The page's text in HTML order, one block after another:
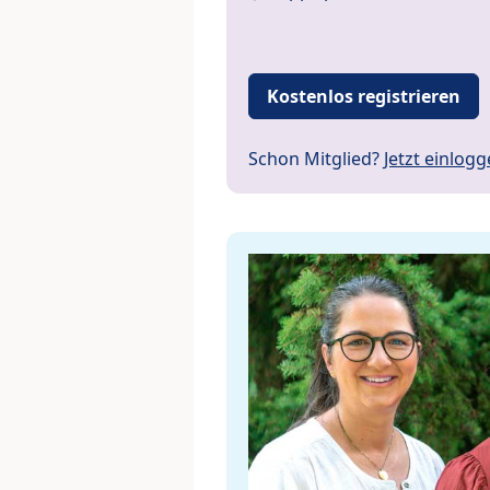
Kostenlos registrieren
Schon Mitglied? Jetzt